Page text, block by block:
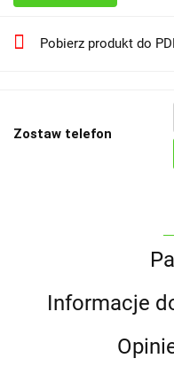
Pobierz produkt do
Zostaw telefon
Informacje